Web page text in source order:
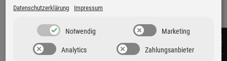
Gelegenheit, andere HiFi-Enthusiasten zu treffen und mit
Alle Events entdecken Kontakt
Datenschutzerklärung Impressum
Notwendig Marketing
Analytics Zahlungsanbieter